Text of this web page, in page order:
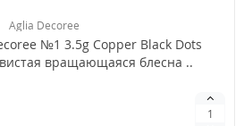
Aglia Decoree
№1 3.5g Copper Black Dots
вращающаяся блесна ..